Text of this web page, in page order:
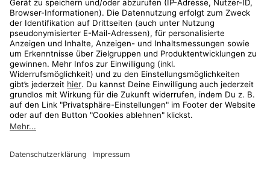
Privatsphäre-EinstellungenAGBDatenschutzCompliance
GeschenkgutscheinbedingungenImpressumHelp Center